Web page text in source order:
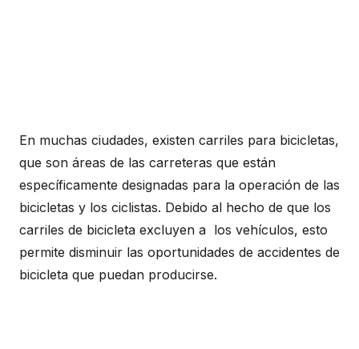
En muchas ciudades, existen carriles para bicicletas,
que son áreas de las carreteras que están
específicamente designadas para la operación de las
bicicletas y los ciclistas. Debido al hecho de que los
carriles de bicicleta excluyen a los vehículos, esto
permite disminuir las oportunidades de accidentes de
bicicleta que puedan producirse.